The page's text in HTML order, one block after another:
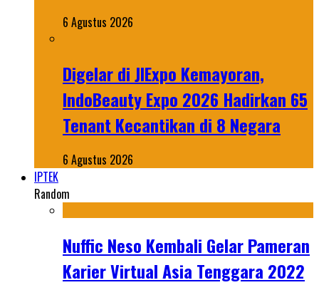
6 Agustus 2026
Digelar di JIExpo Kemayoran,
IndoBeauty Expo 2026 Hadirkan 65
Tenant Kecantikan di 8 Negara
6 Agustus 2026
IPTEK
Random
Nuffic Neso Kembali Gelar Pameran
Karier Virtual Asia Tenggara 2022